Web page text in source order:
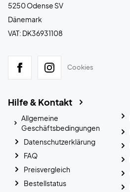
5250 Odense SV
Dänemark
VAT: DK36931108
Cookies
Hilfe & Kontakt
Allgemeine
Geschäftsbedingungen
Datenschutzerklärung
FAQ
Preisvergleich
Bestellstatus